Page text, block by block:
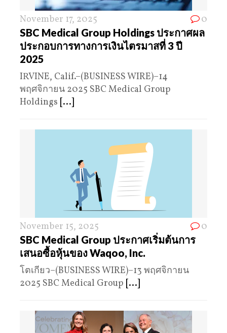
November 17, 2025 0
SBC Medical Group Holdings ประกาศผล
ประกอบการทางการเงินไตรมาสที่ 3 ปี
2025
IRVINE, Calif.–(BUSINESS WIRE)–14
พฤศจิกายน 2025 SBC Medical Group
Holdings [...]
November 15, 2025 0
SBC Medical Group ประกาศเริ่มต้นการ
เสนอซื้อหุ้นของ Waqoo, Inc.
โตเกียว–(BUSINESS WIRE)–13 พฤศจิกายน
2025 SBC Medical Group [...]